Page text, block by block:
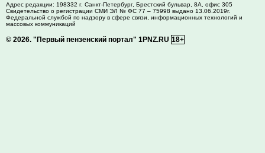
Адрес редакции: 198332 г. Санкт-Петербург, Брестский бульвар, 8А, офис 305
Свидетельство о регистрации СМИ ЭЛ № ФС 77 – 75998 выдано 13.06.2019г.
Федеральной службой по надзору в сфере связи, информационных технологий и
массовых коммуникаций
© 2026. "Первый пензенский портал" 1PNZ.RU 18+